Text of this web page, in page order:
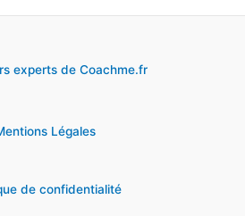
experts de Coachme.fr
Légales
de confidentialité